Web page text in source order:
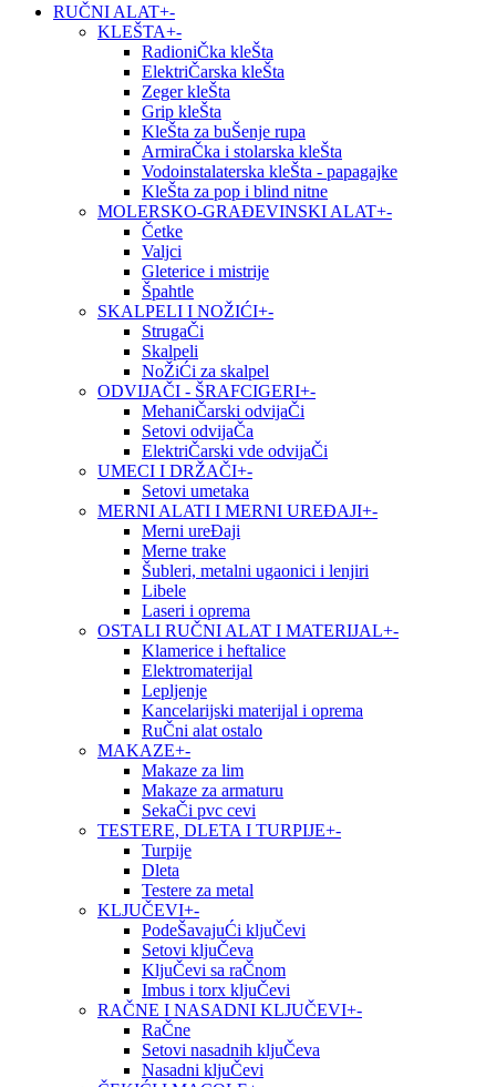
RUČNI ALAT+-
KLEŠTA+-
RadioniČka kleŠta
ElektriČarska kleŠta
Zeger kleŠta
Grip kleŠta
KleŠta za buŠenje rupa
ArmiraČka i stolarska kleŠta
Vodoinstalaterska kleŠta - papagajke
KleŠta za pop i blind nitne
MOLERSKO-GRAĐEVINSKI ALAT+-
Četke
Valjci
Gleterice i mistrije
Špahtle
SKALPELI I NOŽIĆI+-
StrugaČi
Skalpeli
NoŽiĆi za skalpel
ODVIJAČI - ŠRAFCIGERI+-
MehaniČarski odvijaČi
Setovi odvijaČa
ElektriČarski vde odvijaČi
UMECI I DRŽAČI+-
Setovi umetaka
MERNI ALATI I MERNI UREĐAJI+-
Merni ureĐaji
Merne trake
Šubleri, metalni ugaonici i lenjiri
Libele
Laseri i oprema
OSTALI RUČNI ALAT I MATERIJAL+-
Klamerice i heftalice
Elektromaterijal
Lepljenje
Kancelarijski materijal i oprema
RuČni alat ostalo
MAKAZE+-
Makaze za lim
Makaze za armaturu
SekaČi pvc cevi
TESTERE, DLETA I TURPIJE+-
Turpije
Dleta
Testere za metal
KLJUČEVI+-
PodeŠavajuĆi kljuČevi
Setovi kljuČeva
KljuČevi sa raČnom
Imbus i torx kljuČevi
RAČNE I NASADNI KLJUČEVI+-
RaČne
Setovi nasadnih kljuČeva
Nasadni kljuČevi